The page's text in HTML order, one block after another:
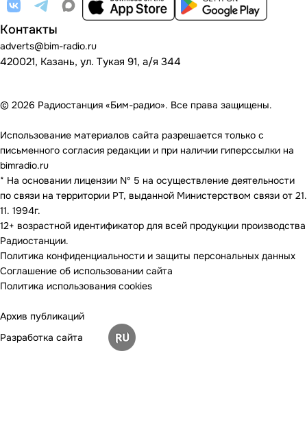
Контакты
adverts@bim-radio.ru
420021, Казань, ул. Тукая 91, а/я 344
© 2026 Радиостанция «Бим-радио». Все права защищены.
Использование материалов сайта разрешается только с
письменного согласия редакции и при наличии гиперссылки на
bimradio.ru
* На основании лицензии Nº 5 на осуществление деятельности
по связи на территории РТ, выданной Министерством связи от 21.
11. 1994г.
12+ возрастной идентификатор для всей продукции производства
Радиостанции.
Политика конфиденциальности и защиты персональных данных
Соглашение об использовании сайта
Политика использования cookies
Архив публикаций
Разработка сайта